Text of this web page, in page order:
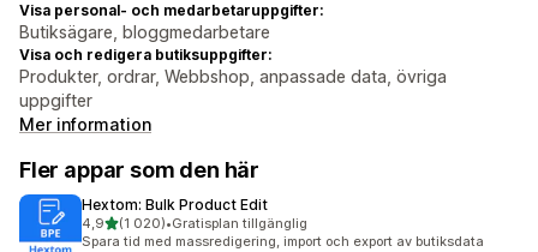
Visa personal- och medarbetaruppgifter:
Butiksägare, bloggmedarbetare
Visa och redigera butiksuppgifter:
Produkter, ordrar, Webbshop, anpassade data, övriga
uppgifter
Mer information
Fler appar som den här
Hextom: Bulk Product Edit
4,9av 5 stjärnor
(1 020)
1020 recensioner totalt
•Gratisplan tillgänglig
Spara tid med massredigering, import och export av butiksdata